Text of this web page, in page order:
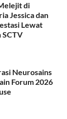
di
Jessica dan
Lewat
Neurosains
Forum 2026